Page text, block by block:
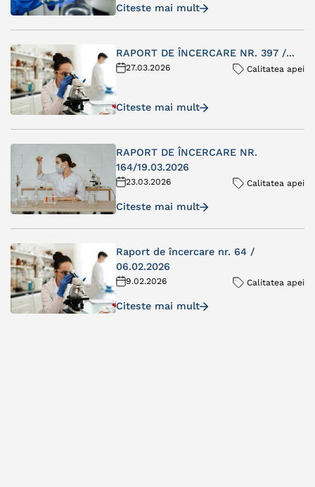
Citeste mai mult
RAPORT DE ÎNCERCARE NR. 397 /...
27.03.2026 Calitatea apei
Citeste mai mult
RAPORT DE ÎNCERCARE NR.
164/19.03.2026
23.03.2026 Calitatea apei
Citeste mai mult
Raport de încercare nr. 64 /
06.02.2026
9.02.2026 Calitatea apei
Citeste mai mult